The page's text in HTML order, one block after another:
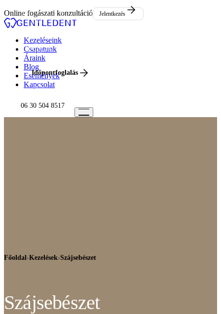
Online fogászati konzultáció Jelentkezés
Kezeléseink
Csapatunk
Áraink
Blog
Események
Kapcsolat
06 30 504 8517
Események
Kapcsolat
Időpontfoglalás
Főoldal›Kezelések›Szájsebészet
Szájsebészet